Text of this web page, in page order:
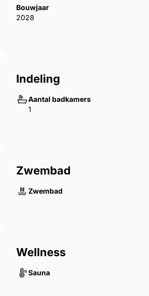
Bouwjaar
2028
Indeling
Aantal badkamers
1
Zwembad
Zwembad
Wellness
Sauna